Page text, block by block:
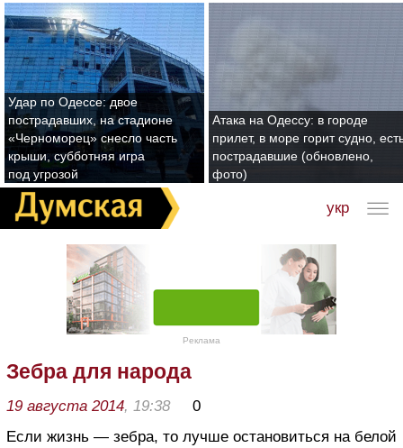
Удар по Одессе: двое
пострадавших, на стадионе
«Черноморец» снесло часть
крыши, субботняя игра
под угрозой
Атака на Одессу: в городе
прилет, в море горит судно,
пострадавшие (обновлено,
фото)
укр
Реклама
Зебра для народа
19 августа 2014, 19:38
0
Если жизнь — зебра, то лучше остановиться на белой